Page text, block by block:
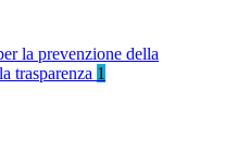
la prevenzione della
trasparenza 1